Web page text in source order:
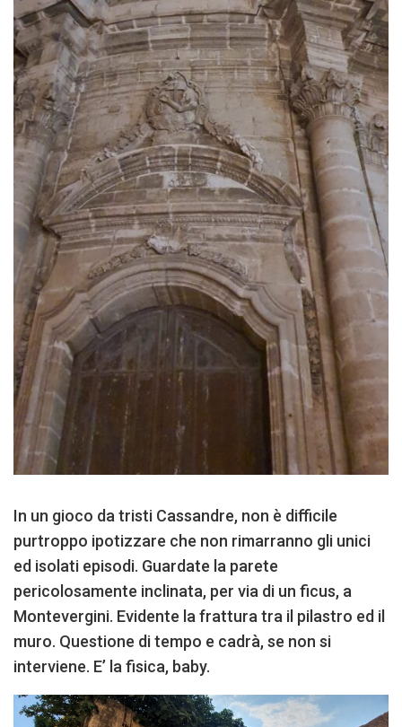
In un gioco da tristi Cassandre, non è difficile
purtroppo ipotizzare che non rimarranno gli unici
ed isolati episodi. Guardate la parete
pericolosamente inclinata, per via di un ficus, a
Montevergini. Evidente la frattura tra il pilastro ed il
muro. Questione di tempo e cadrà, se non si
interviene. E’ la fisica, baby.